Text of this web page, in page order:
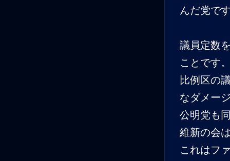
んだ党で
議員定数
ことです
比例区の
なダメー
公明党も
維新の会
これはフ